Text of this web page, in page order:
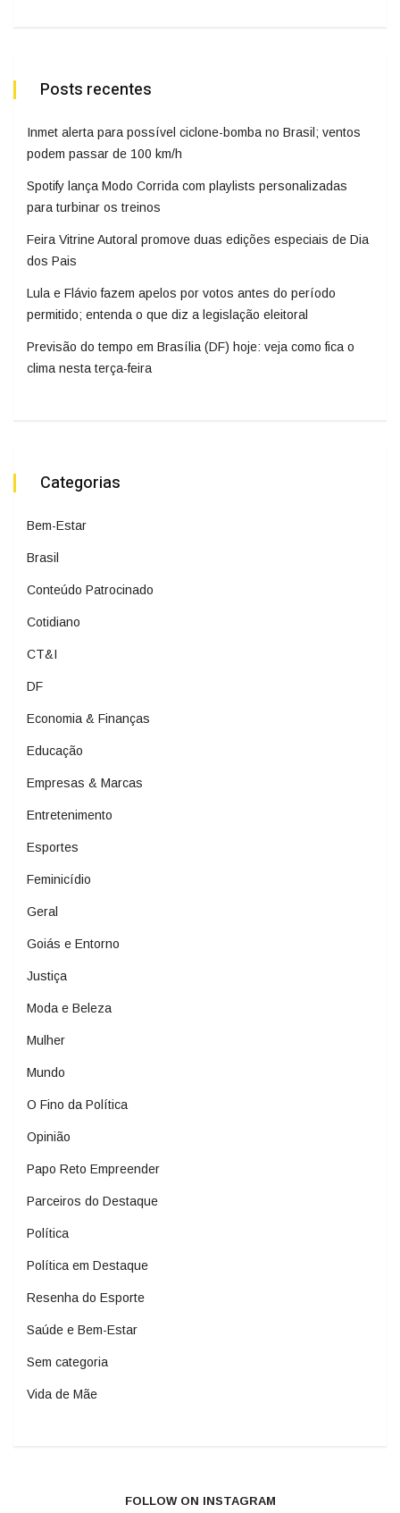
Posts recentes
Inmet alerta para possível ciclone-bomba no Brasil; ventos
podem passar de 100 km/h
Spotify lança Modo Corrida com playlists personalizadas
para turbinar os treinos
Feira Vitrine Autoral promove duas edições especiais de Dia
dos Pais
Lula e Flávio fazem apelos por votos antes do período
permitido; entenda o que diz a legislação eleitoral
Previsão do tempo em Brasília (DF) hoje: veja como fica o
clima nesta terça-feira
Categorias
Bem-Estar
Brasil
Conteúdo Patrocinado
Cotidiano
CT&I
DF
Economia & Finanças
Educação
Empresas & Marcas
Entretenimento
Esportes
Feminicídio
Geral
Goiás e Entorno
Justiça
Moda e Beleza
Mulher
Mundo
O Fino da Política
Opinião
Papo Reto Empreender
Parceiros do Destaque
Política
Política em Destaque
Resenha do Esporte
Saúde e Bem-Estar
Sem categoria
Vida de Mãe
FOLLOW ON INSTAGRAM